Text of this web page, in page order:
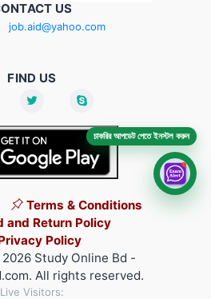
US
job.aid@yahoo.com
FIND US
Terms & Conditions
and Return Policy
Policy
Study Online Bd -
All rights reserved.
Live Visitors:
চাকরির আপডেট পেতে ইনস্টল করুন